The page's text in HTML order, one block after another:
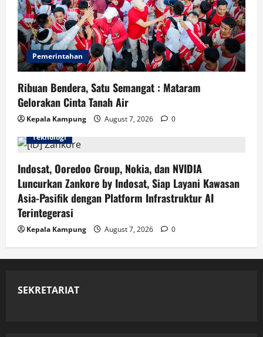
Pemerintahan
Ribuan Bendera, Satu Semangat : Mataram
Gelorakan Cinta Tanah Air
Kepala Kampung August 7, 2026
0
Teknologi
Indosat, Ooredoo Group, Nokia, dan NVIDIA
Luncurkan Zankore by Indosat, Siap Layani Kawasan
Asia-Pasifik dengan Platform Infrastruktur AI
Terintegerasi
Kepala Kampung August 7, 2026 0
SEKRETARIAT